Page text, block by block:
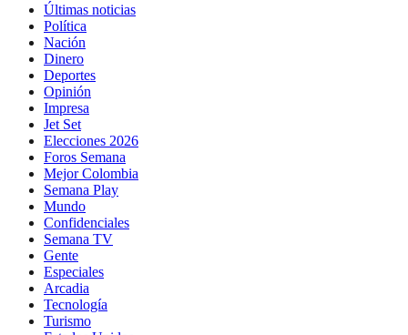
Últimas noticias
Política
Nación
Dinero
Deportes
Opinión
Impresa
Jet Set
Elecciones 2026
Foros Semana
Mejor Colombia
Semana Play
Mundo
Confidenciales
Semana TV
Gente
Especiales
Arcadia
Tecnología
Turismo